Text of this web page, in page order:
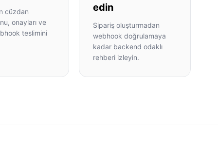
cüzdan
onayları ve
teslimini
edin
Sipariş oluşturmadan
webhook doğrulamaya
kadar backend odaklı
rehberi izleyin.